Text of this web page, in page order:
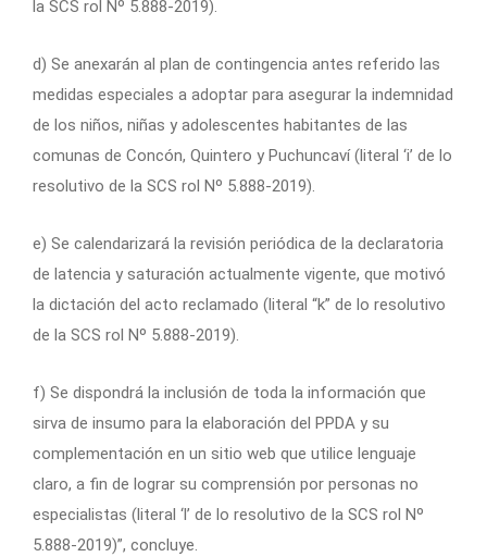
la SCS rol Nº 5.888-2019).
d) Se anexarán al plan de contingencia antes referido las
medidas especiales a adoptar para asegurar la indemnidad
de los niños, niñas y adolescentes habitantes de las
comunas de Concón, Quintero y Puchuncaví (literal ‘i’ de lo
resolutivo de la SCS rol Nº 5.888-2019).
e) Se calendarizará la revisión periódica de la declaratoria
de latencia y saturación actualmente vigente, que motivó
la dictación del acto reclamado (literal “k” de lo resolutivo
de la SCS rol Nº 5.888-2019).
f) Se dispondrá la inclusión de toda la información que
sirva de insumo para la elaboración del PPDA y su
complementación en un sitio web que utilice lenguaje
claro, a fin de lograr su comprensión por personas no
especialistas (literal ‘l’ de lo resolutivo de la SCS rol Nº
5.888-2019)”, concluye.